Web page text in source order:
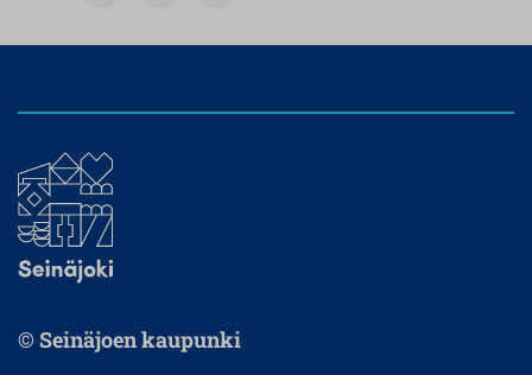
© Seinäjoen kaupunki